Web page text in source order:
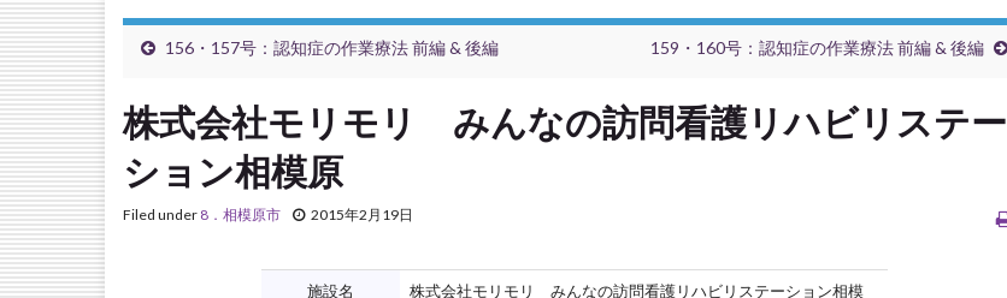
156・157号：認知症の作業療法 前編 & 後編 159・160号：認知症の作業療法 前編 & 後編
株式会社モリモリ みんなの訪問看護リハビリステー
ション相模原
Filed under 8．相模原市 2015年2月19日
施設名
株式会社モリモリ みんなの訪問看護リハビリステーション相模